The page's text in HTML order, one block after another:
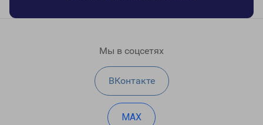
Мы в соцсетях
ВКонтакте
MAX